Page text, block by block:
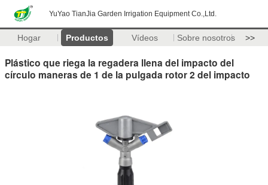
YuYao TianJia Garden Irrigation Equipment Co.,Ltd.
Hogar Productos Vídeos Sobre nosotros >>
Plástico que riega la regadera llena del impacto del
círculo maneras de 1 de la pulgada rotor 2 del impacto